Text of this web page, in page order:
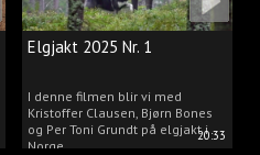
20:33
Elgjakt 2025 Nr. 1
I denne filmen blir vi med
Kristoffer Clausen, Bjørn Bones
og Per Toni Grundt på elgjakt i
Norge.